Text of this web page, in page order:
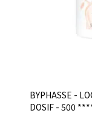
BYPHASSE -
DOSIF - 500